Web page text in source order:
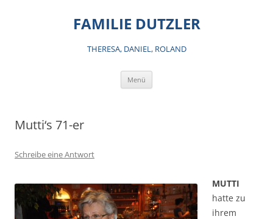
FAMILIE DUTZLER
THERESA, DANIEL, ROLAND
Menü
Mutti‘s 71-er
Schreibe eine Antwort
MUTTI
hatte zu
ihrem